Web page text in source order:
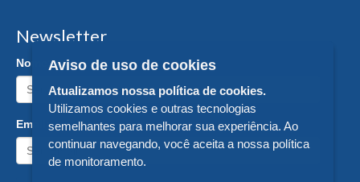
Newsletter
Nome:
Email:
Aviso de uso de cookies
Atualizamos nossa política de cookies.
Utilizamos cookies e outras tecnologias
semelhantes para melhorar sua experiência. Ao
continuar navegando, você aceita a nossa política
de monitoramento.